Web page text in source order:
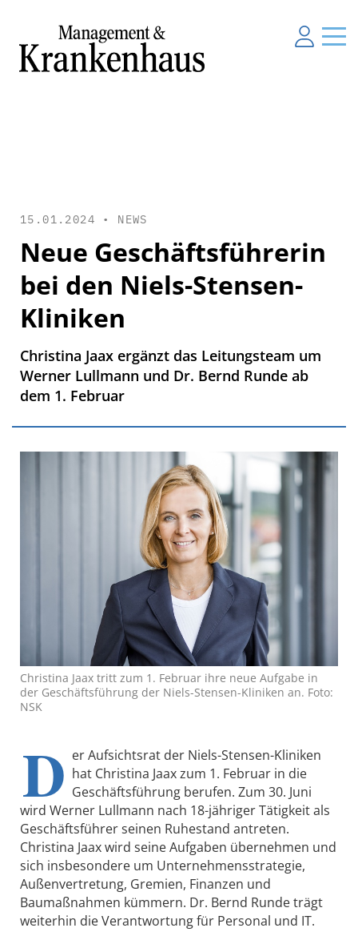
15.01.2024 • NEWS
Neue Geschäftsführerin
bei den Niels-Stensen-
Kliniken
Christina Jaax ergänzt das Leitungsteam um
Werner Lullmann und Dr. Bernd Runde ab
dem 1. Februar
Christina Jaax tritt zum 1. Februar ihre neue Aufgabe in
der Geschäftsführung der Niels-Stensen-Kliniken an. Foto:
NSK
D er Aufsichtsrat der Niels-Stensen-Kliniken
hat Christina Jaax zum 1. Februar in die
Geschäftsführung berufen. Zum 30. Juni
wird Werner Lullmann nach 18-jähriger Tätigkeit als
Geschäftsführer seinen Ruhestand antreten.
Christina Jaax wird seine Aufgaben übernehmen und
sich insbesondere um Unternehmensstrategie,
Außenvertretung, Gremien, Finanzen und
Baumaßnahmen kümmern. Dr. Bernd Runde trägt
weiterhin die Verantwortung für Personal und IT.